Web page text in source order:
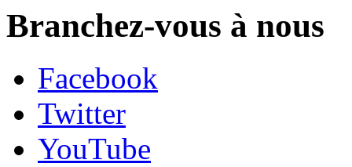
Branchez-vous à nous
Facebook
Twitter
YouTube